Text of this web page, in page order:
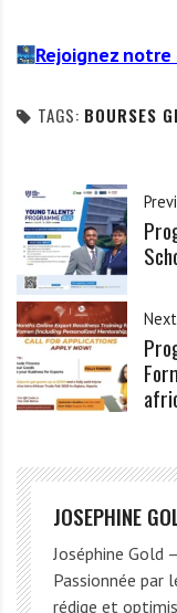
Rejoignez
TAGS: BOURSES
JOSEPHINE
Joséphine Gold
Passionnée par
rédige et